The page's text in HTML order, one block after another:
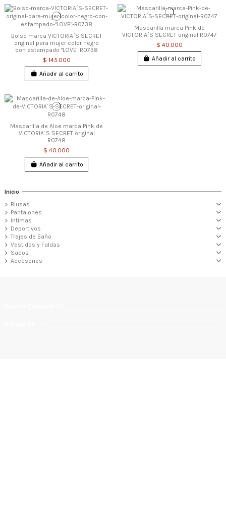
Bolso marca VICTORIA´S SECRET
original para mujer color negro
con estampado "LOVE" R0738
$ 145.000
Añadir al carrito
Mascarilla marca Pink de
VICTORIA´S SECRET original R0747
$ 40.000
Añadir al carrito
Mascarilla de Aloe marca Pink de
VICTORIA´S SECRET original
R0748
$ 40.000
Añadir al carrito
Inicio
Blusas
Pantalones
Intimas
Deportivos
Trajes de Baño
Vestidos y Faldas
Sacos
Accesorios